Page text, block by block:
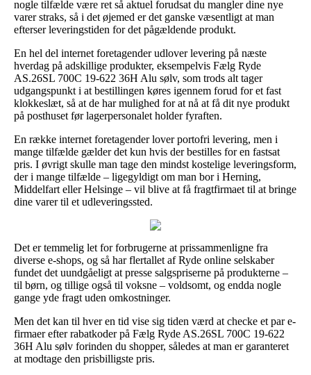
nogle tilfælde være ret så aktuel forudsat du mangler dine nye
varer straks, så i det øjemed er det ganske væsentligt at man
efterser leveringstiden for det pågældende produkt.
En hel del internet foretagender udlover levering på næste
hverdag på adskillige produkter, eksempelvis Fælg Ryde
AS.26SL 700C 19-622 36H Alu sølv, som trods alt tager
udgangspunkt i at bestillingen køres igennem forud for et fast
klokkeslæt, så at de har mulighed for at nå at få dit nye produkt
på posthuset før lagerpersonalet holder fyraften.
En række internet foretagender lover portofri levering, men i
mange tilfælde gælder det kun hvis der bestilles for en fastsat
pris. I øvrigt skulle man tage den mindst kostelige leveringsform,
der i mange tilfælde – ligegyldigt om man bor i Herning,
Middelfart eller Helsinge – vil blive at få fragtfirmaet til at bringe
dine varer til et udleveringssted.
Det er temmelig let for forbrugerne at prissammenligne fra
diverse e-shops, og så har flertallet af Ryde online selskaber
fundet det uundgåeligt at presse salgspriserne på produkterne –
til børn, og tillige også til voksne – voldsomt, og endda nogle
gange yde fragt uden omkostninger.
Men det kan til hver en tid vise sig tiden værd at checke et par e-
firmaer efter rabatkoder på Fælg Ryde AS.26SL 700C 19-622
36H Alu sølv forinden du shopper, således at man er garanteret
at modtage den prisbilligste pris.